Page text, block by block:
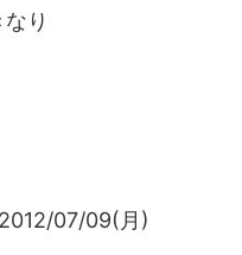
り
2012/07/09(月)